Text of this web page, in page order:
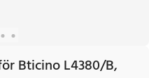
Bticino L4380/B,